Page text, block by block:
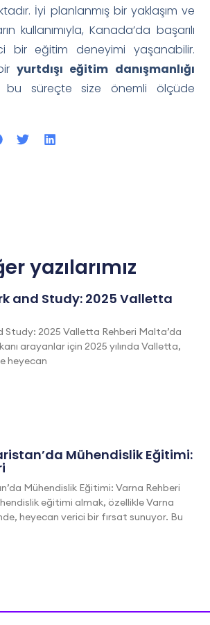
İyi planlanmış bir yaklaşım ve
kullanımıyla, Kanada’da başarılı
bir eğitim deneyimi yaşanabilir.
yurtdışı eğitim danışmanlığı
bu süreçte size önemli ölçüde
yazılarımız
and Study: 2025 Valletta
Study: 2025 Valletta Rehberi Malta’da
arayanlar için 2025 yılında Valletta,
heyecan
Mühendislik Eğitimi:
Mühendislik Eğitimi: Varna Rehberi
eğitimi almak, özellikle Varna
heyecan verici bir fırsat sunuyor. Bu